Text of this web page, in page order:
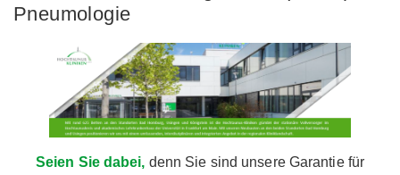
Pneumologie
Seien Sie dabei, denn Sie sind unsere Garantie für